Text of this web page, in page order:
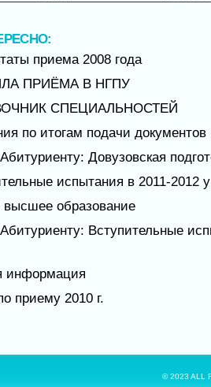
приема 2008 года
ПРИЁМА В НГПУ
СПЕЦИАЛЬНОСТЕЙ
по итогам подачи документов
Довузовская
испытания в 2011-2012
высшее образование
Вступительные
информация
приему 2010 г.
© 2023 ALL